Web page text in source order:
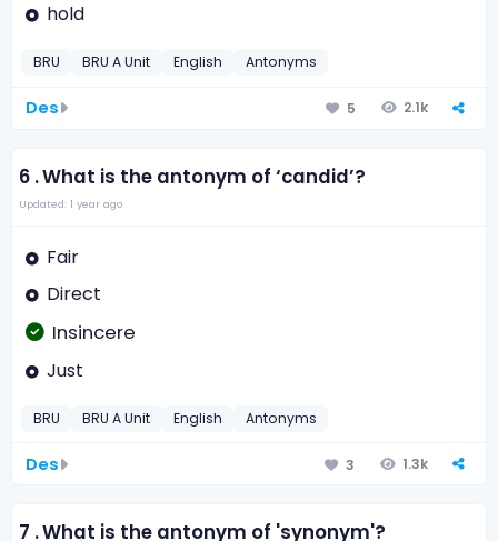
hold
BRU BRU A Unit English Antonyms
Des 5 2.1k
6 .What is the antonym of ‘candid’?
Updated: 1 year ago
Fair
Direct
Insincere
Just
BRU BRU A Unit English Antonyms
Des 3 1.3k
7 .What is the antonym of 'synonym'?